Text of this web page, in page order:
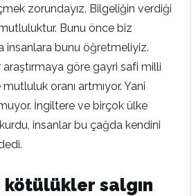
zorundayız. Bilgeliğin verdiği
Bunu önce biz
insanlara bunu öğretmeliyiz.
araştırmaya göre gayri safi milli
mutluluk oranı artmıyor. Yani
İngiltere ve birçok ülke
kurdu, insanlar bu çağda kendini
kötülükler salgın